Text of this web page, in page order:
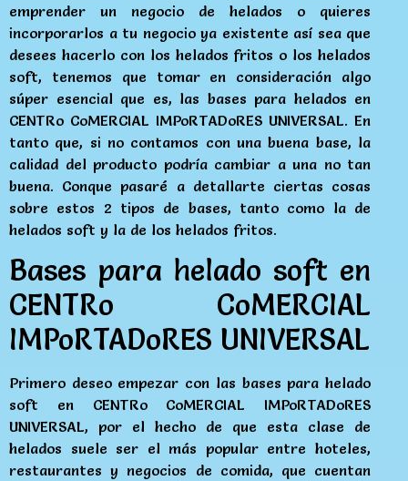
emprender un negocio de helados o quieres
incorporarlos a tu negocio ya existente así sea que
desees hacerlo con los helados fritos o los helados
soft, tenemos que tomar en consideración algo
súper esencial que es, las bases para helados en
CENTRo CoMERCIAL IMPoRTADoRES UNIVERSAL. En
tanto que, si no contamos con una buena base, la
calidad del producto podría cambiar a una no tan
buena. Conque pasaré a detallarte ciertas cosas
sobre estos 2 tipos de bases, tanto como la de
helados soft y la de los helados fritos.
Bases para helado soft en
CENTRo CoMERCIAL
IMPoRTADoRES UNIVERSAL
Primero deseo empezar con las bases para helado
soft en CENTRo CoMERCIAL IMPoRTADoRES
UNIVERSAL, por el hecho de que esta clase de
helados suele ser el más popular entre hoteles,
restaurantes y negocios de comida, que cuentan